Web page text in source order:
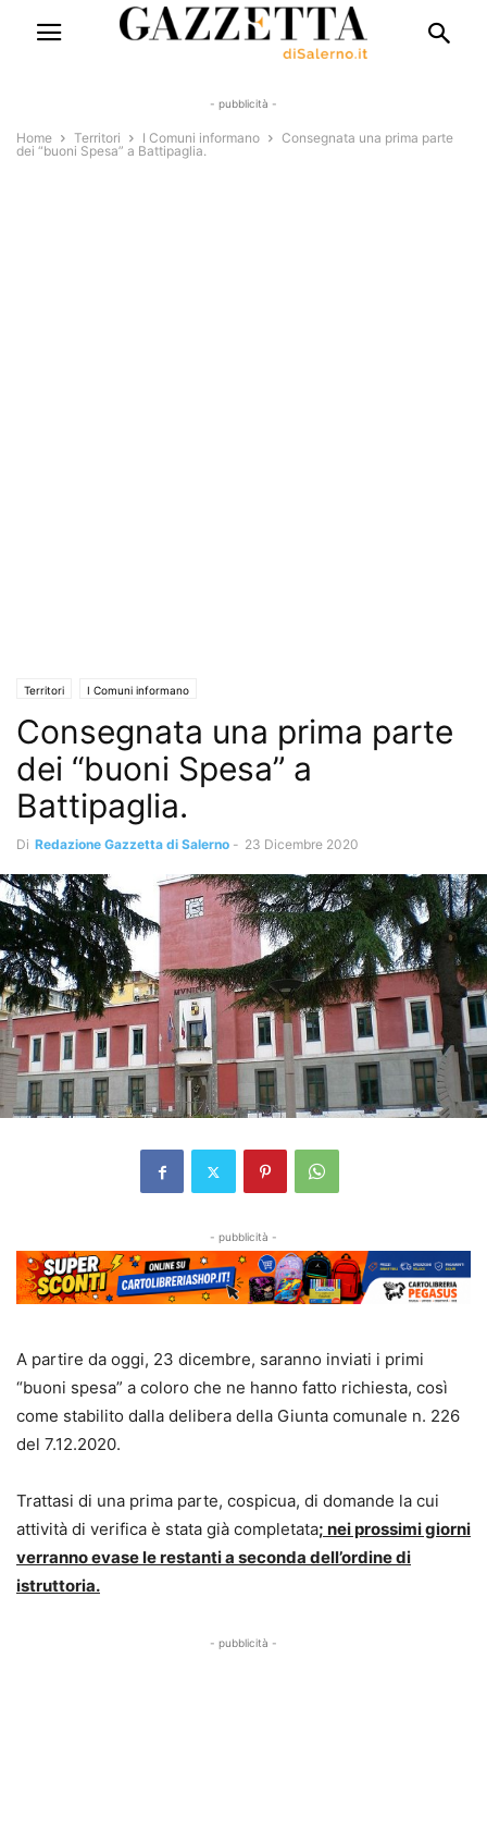
- pubblicità -
Home Territori I Comuni informano
Consegnata una prima parte
dei “buoni Spesa” a Battipaglia.
Territori I Comuni informano
Consegnata una prima parte
dei “buoni Spesa” a
Battipaglia.
Di Redazione Gazzetta di Salerno - 23 Dicembre 2020
- pubblicità -
A partire da oggi, 23 dicembre, saranno inviati i primi
“buoni spesa” a coloro che ne hanno fatto richiesta, così
come stabilito dalla delibera della Giunta comunale n. 226
del 7.12.2020.
Trattasi di una prima parte, cospicua, di domande la cui
attività di verifica è stata già completata; nei prossimi giorni
verranno evase le restanti a seconda dell’ordine di
istruttoria.
- pubblicità -